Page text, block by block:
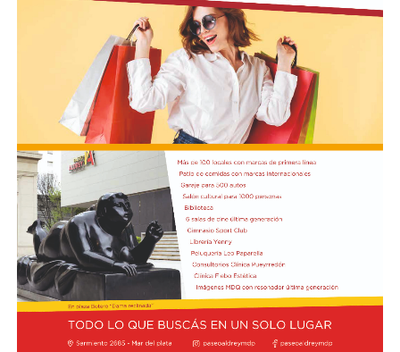
En relación al Ciclo Mes de la Niñez, este viernes 7 de
agosto a las 17:30 se presentarán “Los cuentos de
Charo” y la narración de poesías populares infantiles a
cargo de María del Rosario Gerez Martínez.
En tanto, el viernes 21 a las 17:30 se desarrollará “El
Cerebro Mágico: construyendo preguntas, respuestas y
circuitos”, a cargo de María Paula Algote. Se trata de un
taller práctico de arte, ciencia y tecnología en el que al
finalizar cada participante se lleva su propia creación
terminada. Es una actividad arancelada (incluye
materiales) destinada a niños a partir de los 6 años.
Los participantes menores de 8 años deberán asistir
acompañados por una persona adulta (menores
asistentes $12.000 y adulto acompañante $5.000). Las
entradas están disponibles en la boletería de lunes a